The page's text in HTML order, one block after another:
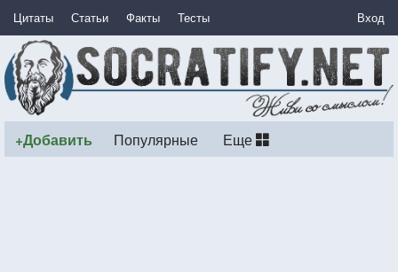
Цитаты Статьи Факты Тесты Вход
+Добавить Популярные Еще